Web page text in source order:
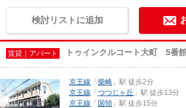
検討リストに追加
賃貸｜アパート トゥインクルコート大町 5番
京王線 「 柴崎 」駅 徒歩2分
京王線 「 つつじヶ丘 」駅 徒歩13分
京王線 「 国領 」駅 徒歩15分